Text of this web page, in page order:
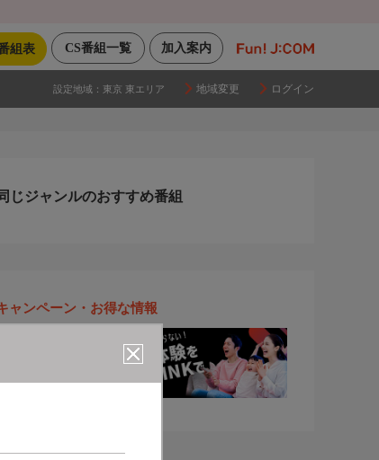
加入案内
CS番組一覧
組表
設定地域： 東京 東エリア 地域変更 ログイン
じジャンルのおすすめ番組
ャンペーン・お得な情報